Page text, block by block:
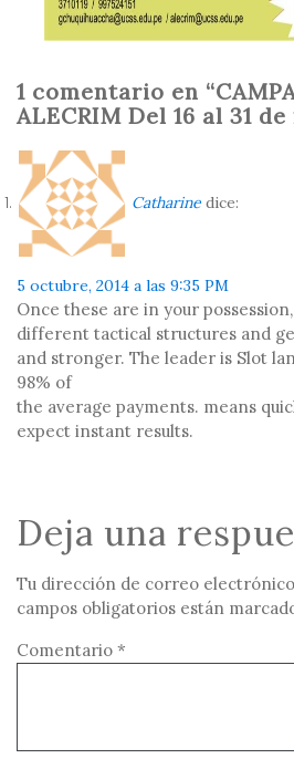
1 comentario en
ALECRIM Del 16 al 31 de
Catharine dice:
5 octubre, 2014 a las 9:35 PM
Once these are in your
different tactical structures and
and stronger. The leader is Slot
98% of
the average payments. means
expect instant results.
Deja una
Tu dirección de correo
campos obligatorios están
Comentario *